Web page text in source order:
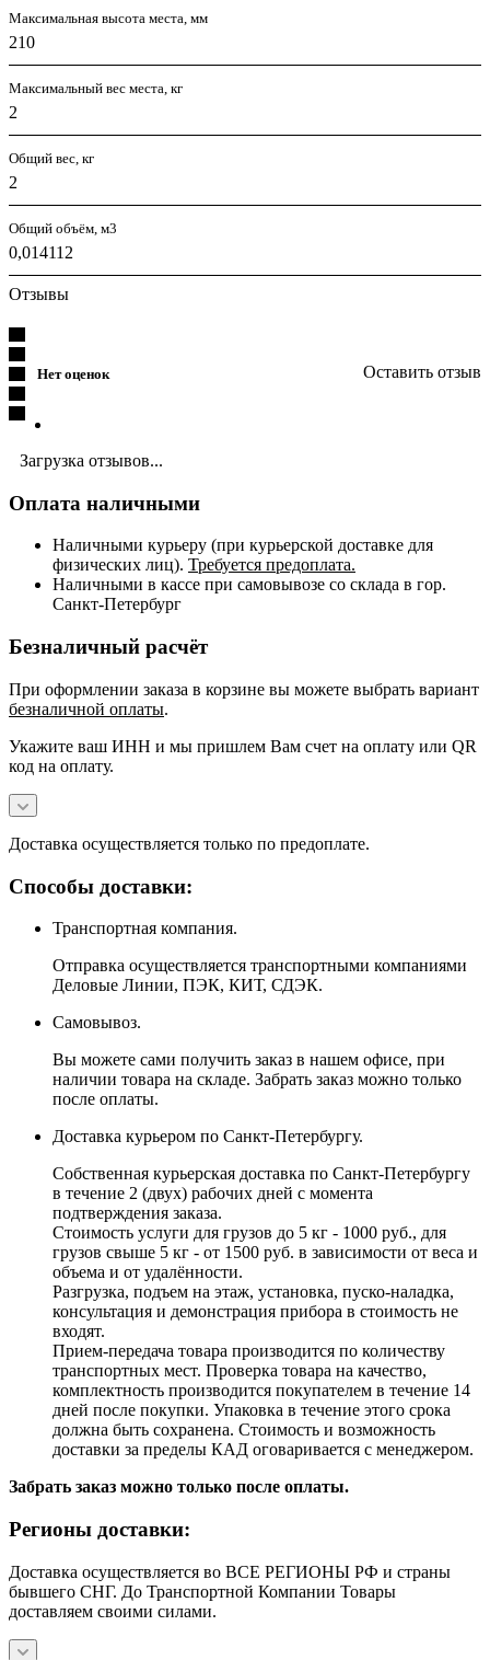
Максимальная высота места, мм
210
Максимальный вес места, кг
2
Общий вес, кг
2
Общий объём, м3
0,014112
Отзывы
Нет оценок Оставить отзыв
Загрузка отзывов...
Оплата наличными
Наличными курьеру (при курьерской доставке для
физических лиц). Требуется предоплата.
Наличными в кассе при самовывозе со склада в гор.
Санкт-Петербург
Безналичный расчёт
При оформлении заказа в корзине вы можете выбрать вариант
безналичной оплаты.
Укажите ваш ИНН и мы пришлем Вам счет на оплату или QR
код на оплату.
Доставка осуществляется только по предоплате.
Способы доставки:
Транспортная компания.
Отправка осуществляется транспортными компаниями
Деловые Линии, ПЭК, КИТ, СДЭК.
Самовывоз.
Вы можете сами получить заказ в нашем офисе, при
наличии товара на складе. Забрать заказ можно только
после оплаты.
Доставка курьером по Санкт-Петербургу.
Собственная курьерская доставка по Санкт-Петербургу
в течение 2 (двух) рабочих дней с момента
подтверждения заказа.
Стоимость услуги для грузов до 5 кг - 1000 руб., для
грузов свыше 5 кг - от 1500 руб. в зависимости от веса и
объема и от удалённости.
Разгрузка, подъем на этаж, установка, пуско-наладка,
консультация и демонстрация прибора в стоимость не
входят.
Прием-передача товара производится по количеству
транспортных мест. Проверка товара на качество,
комплектность производится покупателем в течение 14
дней после покупки. Упаковка в течение этого срока
должна быть сохранена. Стоимость и возможность
доставки за пределы КАД оговаривается с менеджером.
Забрать заказ можно только после оплаты.
Регионы доставки:
Доставка осуществляется во ВСЕ РЕГИОНЫ РФ и страны
бывшего СНГ. До Транспортной Компании Товары
доставляем своими силами.